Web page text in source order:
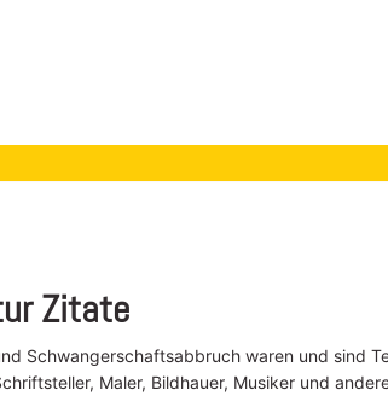
Zitate
Schwangerschaftsabbruch waren und sind
Maler, Bildhauer, Musiker und